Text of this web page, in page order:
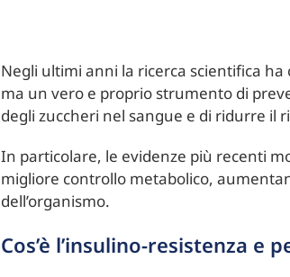
Negli ultimi anni la ricerca scientifica
ma un vero e proprio strumento di
degli zuccheri nel sangue e di ridurre il
In particolare, le evidenze più recenti
migliore controllo metabolico,
dell’organismo.
Cos’è l’insulino-resistenza e